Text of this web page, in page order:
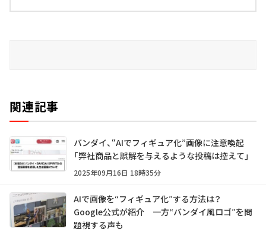
関連記事
バンダイ、“AIでフィギュア化”画像に注意喚起
「弊社商品と誤解を与えるような投稿は控えて」
2025年09月16日 18時35分
AIで画像を“フィギュア化”する方法は？
Google公式が紹介 一方“バンダイ風ロゴ”を問
題視する声も